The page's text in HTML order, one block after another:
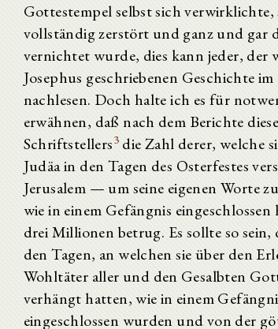
Gottestempel selbst sich verwirklichte,
vollständig zerstört und ganz und gar
vernichtet wurde, dies kann jeder, der
Josephus geschriebenen Geschichte
nachlesen. Doch halte ich es für
erwähnen, daß nach dem Berichte
Schriftstellers3die Zahl derer, welche
Judäa in den Tagen des Osterfestes
Jerusalem — um seine eigenen Worte
wie in einem Gefängnis eingeschlossen
drei Millionen betrug. Es sollte so sein,
den Tagen, an welchen sie über den
Wohltäter aller und den Gesalbten
verhängt hatten, wie in einem
eingeschlossen wurden und von der